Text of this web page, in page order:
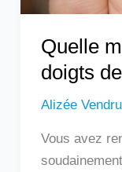
Quelle
doigts
Alizée
Vous avez
?